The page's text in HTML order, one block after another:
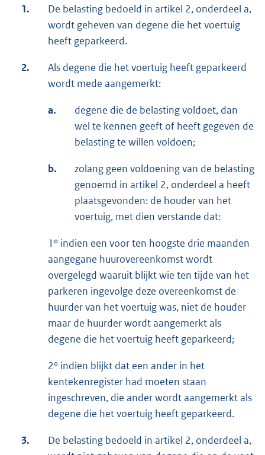
1.
De belasting bedoeld in artikel 2, onderdeel a,
wordt geheven van degene die het voertuig
heeft geparkeerd.
2.
Als degene die het voertuig heeft geparkeerd
wordt mede aangemerkt:
a.
degene die de belasting voldoet, dan
wel te kennen geeft of heeft gegeven de
belasting te willen voldoen;
b.
zolang geen voldoening van de belasting
genoemd in artikel 2, onderdeel a heeft
plaatsgevonden: de houder van het
voertuig, met dien verstande dat:
1° indien een voor ten hoogste drie maanden
aangegane huurovereenkomst wordt
overgelegd waaruit blijkt wie ten tijde van het
parkeren ingevolge deze overeenkomst de
huurder van het voertuig was, niet de houder
maar de huurder wordt aangemerkt als
degene die het voertuig heeft geparkeerd;
2° indien blijkt dat een ander in het
kentekenregister had moeten staan
ingeschreven, die ander wordt aangemerkt als
degene die het voertuig heeft geparkeerd.
3.
De belasting bedoeld in artikel 2, onderdeel a,